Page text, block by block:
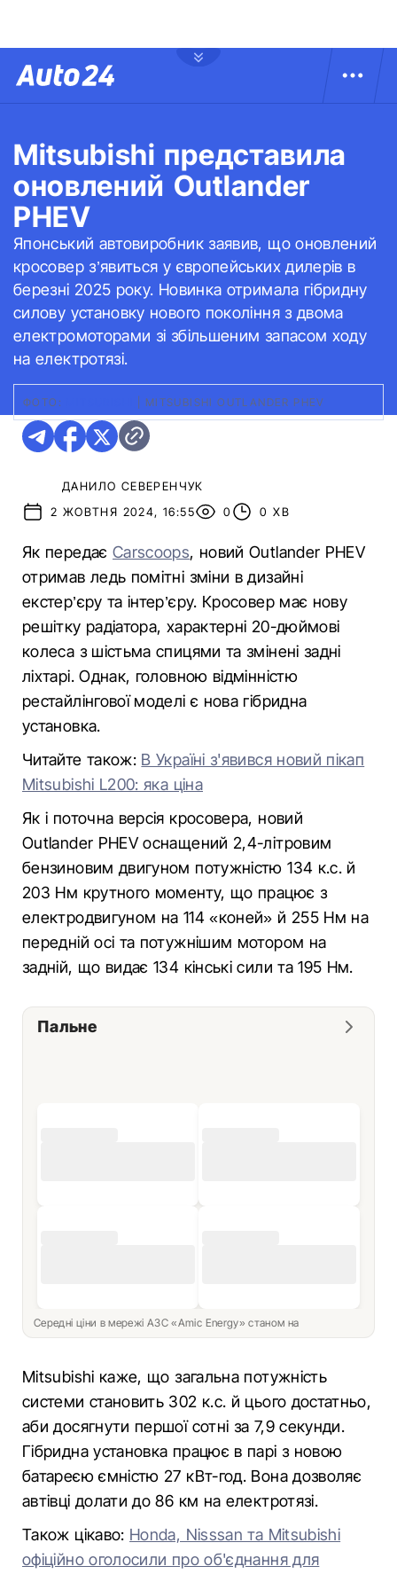
Mitsubishi представила
оновлений Outlander
PHEV
Японський автовиробник заявив, що оновлений
кросовер з’явиться у європейських дилерів в
березні 2025 року. Новинка отримала гібридну
силову установку нового покоління з двома
електромоторами зі збільшеним запасом ходу
на електротязі.
ФОТО: MITSUBISHI OUTLANDER PHEV
ДАНИЛО СЕВЕРЕНЧУК
2 ЖОВТНЯ 2024, 16:55
0 0 ХВ
Як передає Carscoops, новий Outlander PHEV
отримав ледь помітні зміни в дизайні
екстер’єру та інтер’єру. Кросовер має нову
решітку радіатора, характерні 20-дюймові
колеса з шістьма спицями та змінені задні
ліхтарі. Однак, головною відмінністю
рестайлінгової моделі є нова гібридна
установка.
Читайте також: В Україні з'явився новий пікап
Mitsubishi L200: яка ціна
Як і поточна версія кросовера, новий
Outlander PHEV оснащений 2,4-літровим
бензиновим двигуном потужністю 134 к.с. й
203 Нм крутного моменту, що працює з
електродвигуном на 114 «коней» й 255 Нм на
передній осі та потужнішим мотором на
задній, що видає 134 кінські сили та 195 Нм.
Пальне
Середні ціни в мережі АЗС «Amic Energy» станом на
Mitsubishi каже, що загальна потужність
системи становить 302 к.с. й цього достатньо,
аби досягнути першої сотні за 7,9 секунди.
Гібридна установка працює в парі з новою
батареєю ємністю 27 кВт-год. Вона дозволяє
автівці долати до 86 км на електротязі.
Також цікаво: Honda, Nisssan та Mitsubishi
офіційно оголосили про об'єднання для